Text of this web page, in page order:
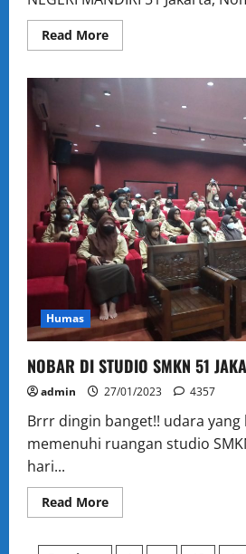
Read MoreRead
more
ELIGIBILITAS
SISWA
NEGERI
MANDIRI
51
JAKARTA
TAHUN
PELAJARAN 2022-
2023
Humas
NOBAR DI STUDIO SMKN 51
admin 27/01/2023 4357
Brrr dingin banget!! udara yang
memenuhi ruangan studio
hari...
Read MoreRead
more